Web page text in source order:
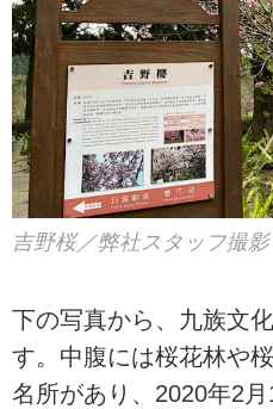
吉野桜／弊社スタッフ撮影
下の写真から、九族文
す。中腹には桜花林や
名所があり、2020年2